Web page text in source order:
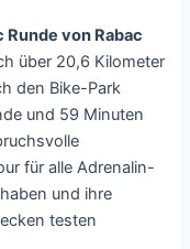
Runde von Rabac
über 20,6 Kilometer
den Bike-Park
und 59 Minuten
für alle Adrenalin-
und ihre
testen